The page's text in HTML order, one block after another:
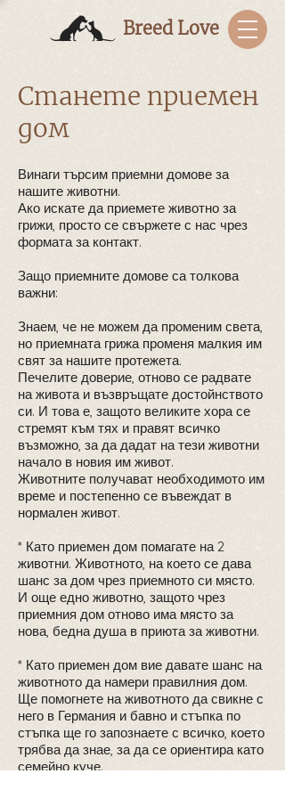
Breed Love
​Станете приемен
дом
Винаги търсим приемни домове за
нашите животни.
Ако искате да приемете животно за
грижи, просто се свържете с нас чрез
формата за контакт.
Защо приемните домове са толкова
важни:
Знаем, че не можем да променим света,
но приемната грижа променя малкия им
свят за нашите протежета.
Печелите доверие, отново се радвате
на живота и възвръщате достойнството
си. И това е, защото великите хора се
стремят към тях и правят всичко
възможно, за да дадат на тези животни
начало в новия им живот.
Животните получават необходимото им
време и постепенно се въвеждат в
нормален живот.
* Като приемен дом помагате на 2
животни. Животното, на което се дава
шанс за дом чрез приемното си място.
И още едно животно, защото чрез
приемния дом отново има място за
нова, бедна душа в приюта за животни.
* Като приемен дом вие давате шанс на
животното да намери правилния дом.
Ще помогнете на животното да свикне с
него в Германия и бавно и стъпка по
стъпка ще го запознаете с всичко, което
трябва да знае, за да се ориентира като
семейно куче.